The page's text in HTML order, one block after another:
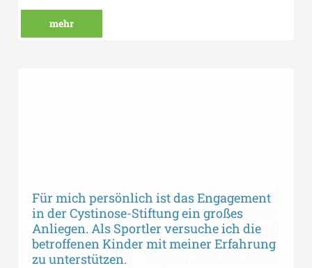
mehr
„Das spezialisierte Versorgungsangebot in
der interdisziplinären Cystinose-
Sprechstunde für Kinder und
Erwachsene ist deutschlandweit
einmalig – Bayern setzt auf dieses
Für mich persönlich ist das Engagement
in der Cystinose-Stiftung ein großes
Anliegen. Als Sportler versuche ich die
betroffenen Kinder mit meiner Erfahrung
zu unterstützen.
Pionierarbeit für Menschen mit seltenen
Erkrankungen und Behinderungen ist
essentiell in einer modernen Gesellschaft
und für mein Leben sinnstiftend.